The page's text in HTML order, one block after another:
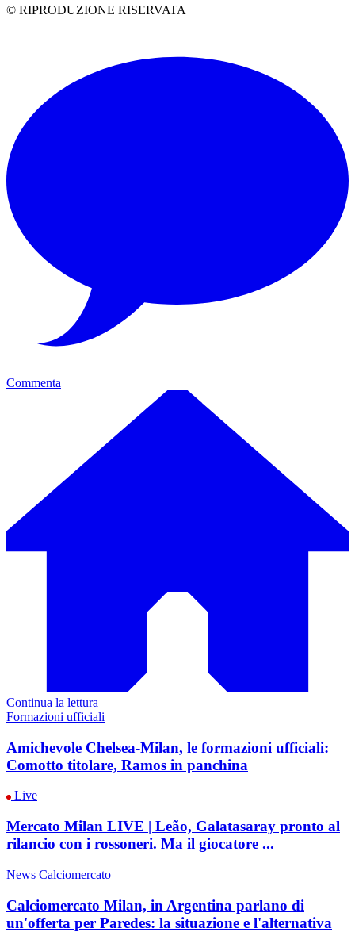
© RIPRODUZIONE RISERVATA
Commenta
Continua la lettura
Formazioni ufficiali
Amichevole Chelsea-Milan, le formazioni ufficiali:
Comotto titolare, Ramos in panchina
Live
Mercato Milan LIVE | Leão, Galatasaray pronto al
rilancio con i rossoneri. Ma il giocatore ...
News Calciomercato
Calciomercato Milan, in Argentina parlano di
un'offerta per Paredes: la situazione e l'alternativa